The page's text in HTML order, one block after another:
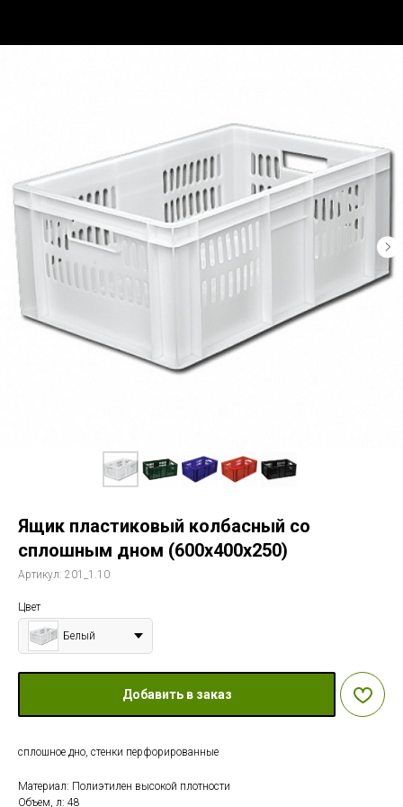
Ящик пластиковый колбасный со
сплошным дном (600х400х250)
Артикул: 201_1.10
Цвет
Белый
Добавить в заказ
сплошное дно, стенки перфорированные
Материал: Полиэтилен высокой плотности
Объем, л: 48